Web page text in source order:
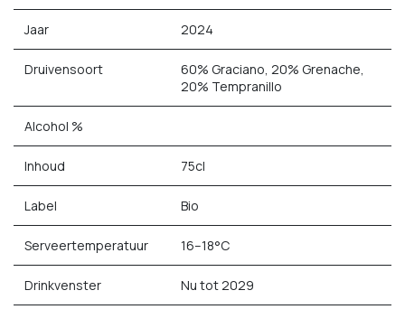
Jaar 2024
Druivensoort
60% Graciano, 20% Grenache,
20% Tempranillo
Alcohol %
Inhoud 75cl
Label Bio
Serveertemperatuur 16–18°C
Drinkvenster Nu tot 2029